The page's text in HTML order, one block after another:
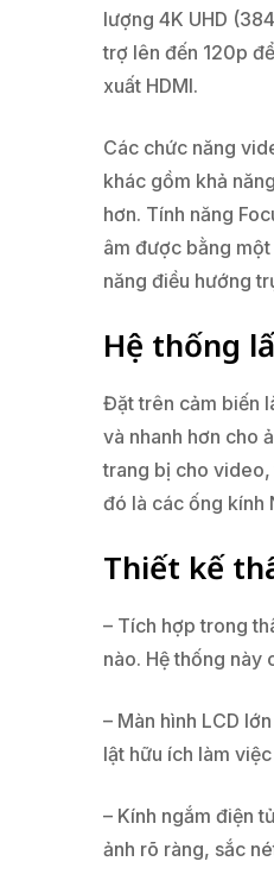
lượng 4K UHD
trợ lên đến 120p
xuất HDMI.
Các chức năng
khác gồm khả
hơn. Tính năng
âm được bằng
năng điều hướng
Hệ thống
Đặt trên cảm biến
và nhanh hơn cho
trang bị cho video,
đó là các ống kính
Thiết kế
– Tích hợp trong
nào. Hệ thống này
– Màn hình LCD
lật hữu ích làm
– Kính ngắm điện
ảnh rõ ràng, sắc